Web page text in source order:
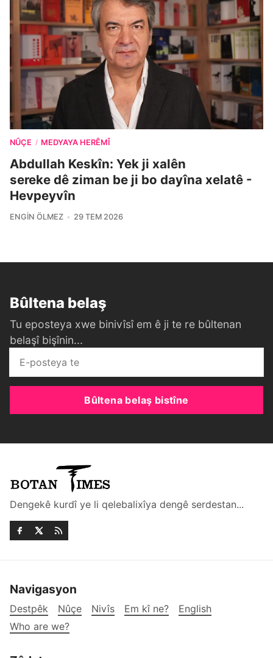
NÛÇE / MEDYAYA HERÊMÎ
Abdullah Keskîn: Yek ji xalên
sereke dê ziman be ji bo dayîna xelatê -
Hevpeyvîn
ENGIN ÖLMEZ 29 TEM 2026
Bûltena belaş
Tu eposteya xwe binivîsî em ê ji te re bûltenan
belaşî bişînin...
Bûltena belaş bistîne
Dengekê kurdî ye li qelebalixîya dengê serdestan...
Navigasyon
Destpêk Nûçe Nivîs Em kî ne?
English
Who are we?